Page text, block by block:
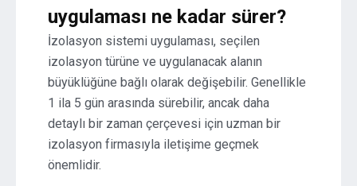
uygulaması ne kadar sürer?
İzolasyon sistemi uygulaması, seçilen
izolasyon türüne ve uygulanacak alanın
büyüklüğüne bağlı olarak değişebilir. Genellikle
1 ila 5 gün arasında sürebilir, ancak daha
detaylı bir zaman çerçevesi için uzman bir
izolasyon firmasıyla iletişime geçmek
önemlidir.